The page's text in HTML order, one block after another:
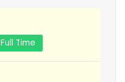
Full Time